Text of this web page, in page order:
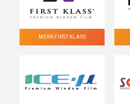
MERK FIRST KLASS